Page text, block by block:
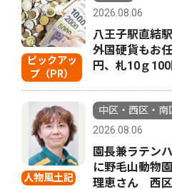
ピックアッ
プ（PR）
2026.08.06
八王子駅直結
外国硬貨もお
円、札10ｇ100
人物風土記
中区・西区・南
2026.08.06
園長兼ラテン
に野毛山動物
理恵さん 西